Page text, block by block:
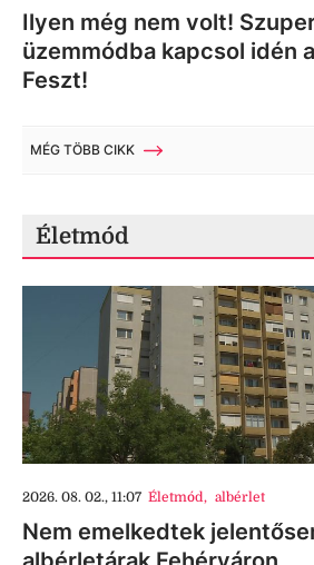
Ilyen még nem volt!
üzemmódba kapcsol idén
Feszt!
MÉG TÖBB CIKK
Életmód
2026. 08. 02., 11:07 Életmód, albérlet
Nem emelkedtek